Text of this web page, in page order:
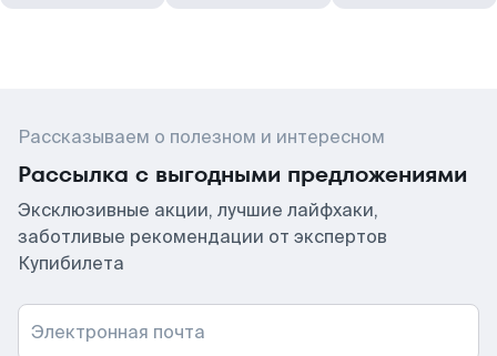
Рассказываем о полезном и интересном
Рассылка с выгодными предложениями
Эксклюзивные акции, лучшие лайфхаки,
заботливые рекомендации от экспертов
Купибилета
Электронная почта